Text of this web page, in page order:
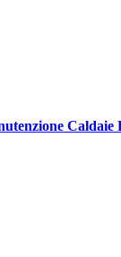
Caldaie